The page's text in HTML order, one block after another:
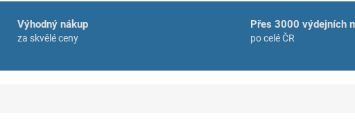
Výhodný nákup
za skvělé ceny
Přes 3000 výdejních
po celé ČR